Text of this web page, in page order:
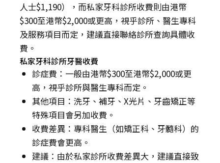
人士$1,190），而私家牙科診所收費則由港幣
$300至港幣$2,000或更高，視乎診所、醫生專科
及服務項目而定，建議直接聯絡診所查詢具體收
費。
私家牙科診所牙醫收費
診症費：一般由港幣$300至港幣$2,000或更
高，視乎診所與醫生專科而定。
其他項目：洗牙、補牙、X光片、牙齒矯正等
特殊項目會另加收費。
收費差異：專科醫生（如矯正科、牙髓科）的
診症費會更高。
建議：由於私家診所收費差異大，建議直接致